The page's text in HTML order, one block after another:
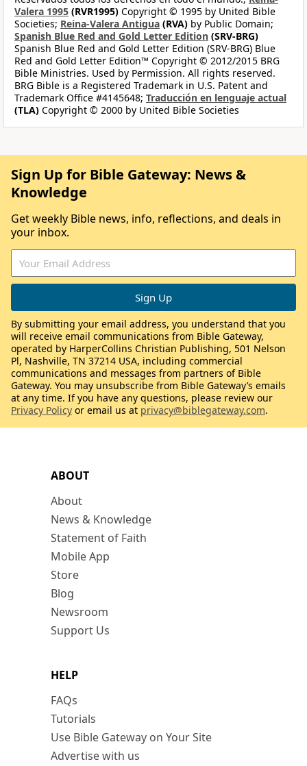
Valera 1995 (RVR1995) Copyright © 1995 by United Bible
Societies; Reina-Valera Antigua (RVA) by Public Domain;
Spanish Blue Red and Gold Letter Edition (SRV-BRG)
Spanish Blue Red and Gold Letter Edition (SRV-BRG) Blue
Red and Gold Letter Edition™ Copyright © 2012/2015 BRG
Bible Ministries. Used by Permission. All rights reserved.
BRG Bible is a Registered Trademark in U.S. Patent and
Trademark Office #4145648; Traducción en lenguaje actual
(TLA) Copyright © 2000 by United Bible Societies
ABOUT
About
News & Knowledge
Statement of Faith
Mobile App
Store
Blog
Newsroom
Support Us
HELP
FAQs
Tutorials
Use Bible Gateway on Your Site
Advertise with us
Sign Up for Bible Gateway: News &
Knowledge
Get weekly Bible news, info, reflections, and deals in
your inbox.
By submitting your email address, you understand that you
will receive email communications from Bible Gateway,
operated by HarperCollins Christian Publishing, 501 Nelson
Pl, Nashville, TN 37214 USA, including commercial
communications and messages from partners of Bible
Gateway. You may unsubscribe from Bible Gateway’s emails
at any time. If you have any questions, please review our
Privacy Policy or email us at privacy@biblegateway.com.